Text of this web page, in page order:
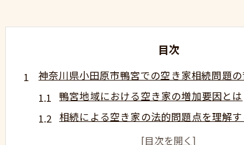
目次
神奈川県小田原市鴨宮での空き家相続問題
鴨宮地域における空き家の増加要因とは
相続による空き家の法的問題点を理解す
地域社会への影響と空き家の現状